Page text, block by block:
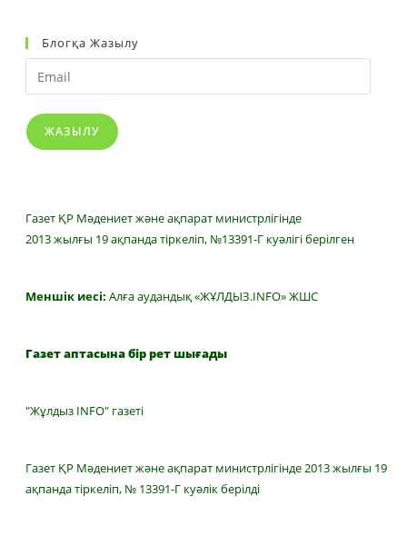
Блогқа Жазылу
Email
ЖАЗЫЛУ
Газет ҚР Мәдениет және ақпарат министрлігінде
2013 жылғы 19 ақпанда тіркеліп, №13391-Г куәлігі берілген
Меншік иесі: Алға аудандық «ЖҰЛДЫЗ.INFO» ЖШС
Газет аптасына бір рет шығады
"Жұлдыз INFO" газеті
Газет ҚР Мәдениет және ақпарат министрлігінде 2013 жылғы 19
ақпанда тіркеліп, № 13391-Г куәлік берілді